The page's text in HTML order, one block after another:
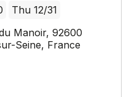
Thu 12/31
Manoir, 92600
Seine, France